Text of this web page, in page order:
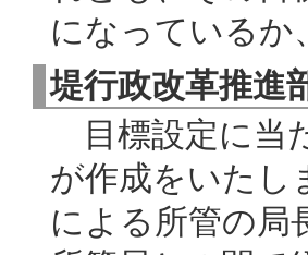
になっているか
堤行政改革推進
目標設定に当
が作成をいたし
による所管の局